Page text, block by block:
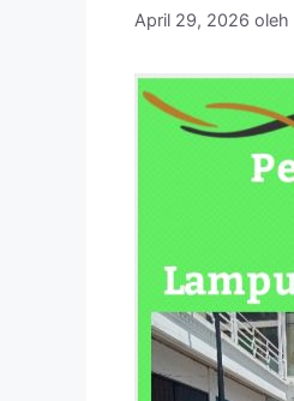
April 29, 2026 oleh